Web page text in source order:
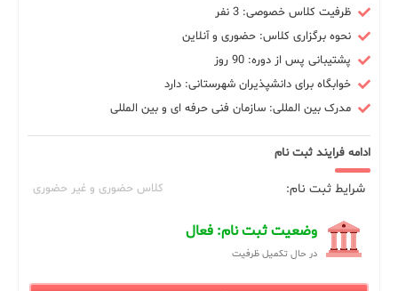
ظرفیت کلاس خصوصی: 3 نفر
نحوه برگزاری کلاس: حضوری و آنلاین
پشتیبانی پس از دوره: 90 روز
خوابگاه برای دانشپذیران شهرستانی: دارد
مدرک بین المللی: سازمان فنی حرفه ای و بین المللی
ادامه فرایند ثبت نام
شرایط ثبت نام: کلاس حضوری و غیر حضوری
وضعیت ثبت نام: فعال
در حال تکمیل ظرفیت